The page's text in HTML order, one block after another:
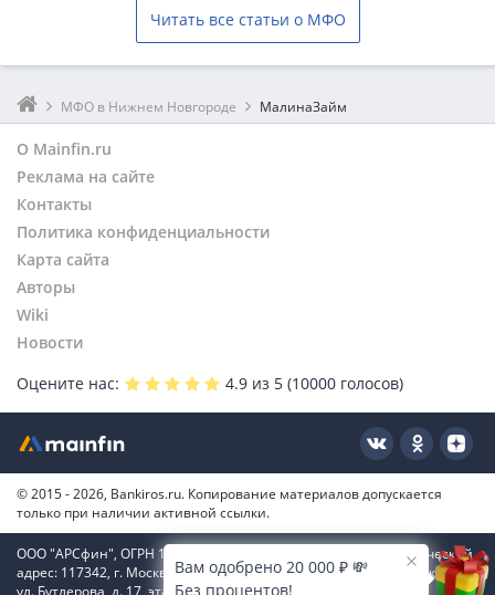
Читать все статьи о МФО
МФО в Нижнем Новгороде МалинаЗайм
О Mainfin.ru
Реклама на сайте
Контакты
Политика конфиденциальности
Карта сайта
Авторы
Wiki
Новости
Оцените нас:
4.9 из 5 (10000 голосов)
© 2015 - 2026, Bankiros.ru. Копирование материалов допускается
только при наличии активной ссылки.
ООО "АРСфин", ОГРН 1187746346556, ИНН 7722445717, юридический
адрес: 117342, г. Москва, вн. тер. г. муниципальный округ Коньково,
ул. Бутлерова, д. 17, этаж 4, ком. 66
Вам одобрено 20 000 ₽ 💸
Без процентов!